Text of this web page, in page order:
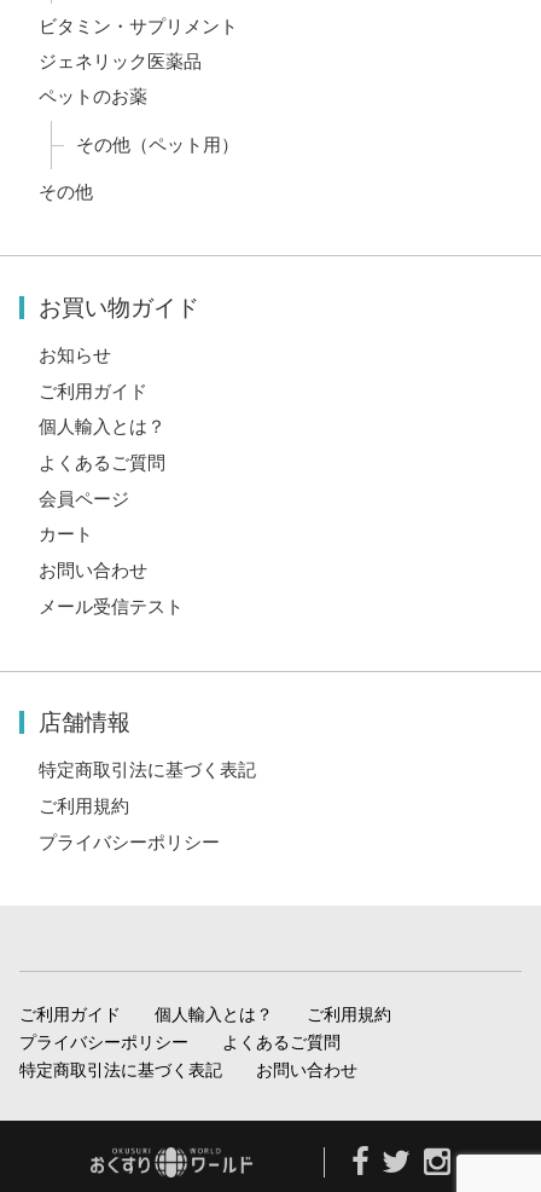
ビタミン・サプリメント
ジェネリック医薬品
ペットのお薬
その他（ペット用）
その他
お買い物ガイド
お知らせ
ご利用ガイド
個人輸入とは？
よくあるご質問
会員ページ
カート
お問い合わせ
メール受信テスト
店舗情報
特定商取引法に基づく表記
ご利用規約
プライバシーポリシー
ご利用ガイド 個人輸入とは？
ご利用規約
プライバシーポリシー
よくあるご質問
特定商取引法に基づく表記
お問い合わせ